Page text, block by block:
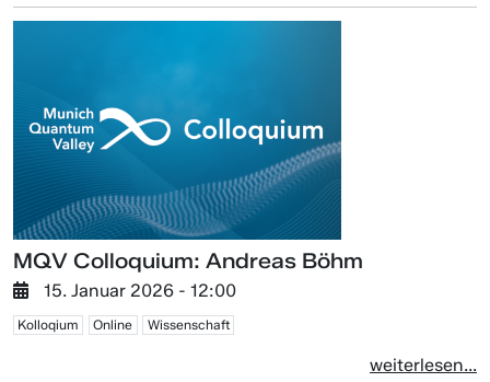
MQV Colloquium: Andreas Böhm
15. Januar 2026 - 12:00
Kolloqium Online Wissenschaft
weiterlesen...